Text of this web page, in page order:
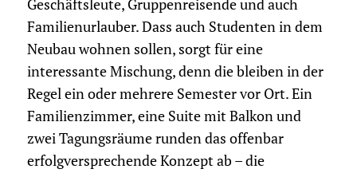
Geschäftsleute, Gruppenreisende und auch
Familienurlauber. Dass auch Studenten in dem
Neubau wohnen sollen, sorgt für eine
interessante Mischung, denn die bleiben in der
Regel ein oder mehrere Semester vor Ort. Ein
Familienzimmer, eine Suite mit Balkon und
zwei Tagungsräume runden das offenbar
erfolgversprechende Konzept ab – die